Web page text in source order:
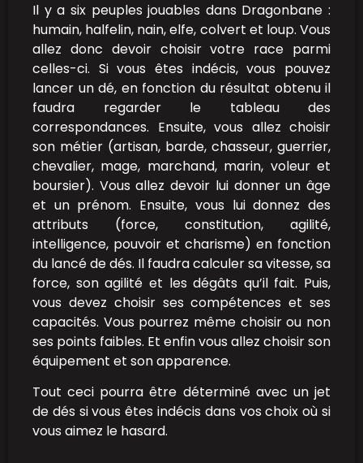
Il y a six peuples jouables dans Dragonbane :
humain, halfelin, nain, elfe, colvert et loup. Vous
allez donc devoir choisir votre race parmi
celles-ci. Si vous êtes indécis, vous pouvez
lancer un dé, en fonction du résultat obtenu il
faudra regarder le tableau des
correspondances. Ensuite, vous allez choisir
son métier (artisan, barde, chasseur, guerrier,
chevalier, mage, marchand, marin, voleur et
boursier). Vous allez devoir lui donner un âge
et un prénom. Ensuite, vous lui donnez des
attributs (force, constitution, agilité,
intelligence, pouvoir et charisme) en fonction
du lancé de dés. Il faudra calculer sa vitesse, sa
force, son agilité et les dégâts qu’il fait. Puis,
vous devez choisir ses compétences et ses
capacités. Vous pourrez même choisir ou non
ses points faibles. Et enfin vous allez choisir son
équipement et son apparence.
Tout ceci pourra être déterminé avec un jet
de dés si vous êtes indécis dans vos choix où si
vous aimez le hasard.